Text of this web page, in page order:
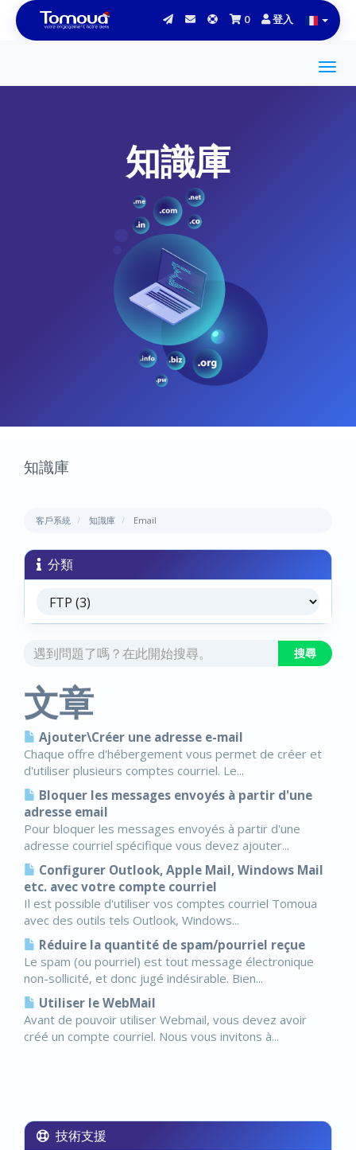
登入
0
知識庫
知識庫
客戶系統 知識庫 Email
分類
文章
Ajouter\Créer une adresse e-mail
Chaque offre d'hébergement vous permet de créer et
d'utiliser plusieurs comptes courriel. Le...
Bloquer les messages envoyés à partir d'une
adresse email
Pour bloquer les messages envoyés à partir d'une
adresse courriel spécifique vous devez ajouter...
Configurer Outlook, Apple Mail, Windows Mail
etc. avec votre compte courriel
Il est possible d'utiliser vos comptes courriel Tomoua
avec des outils tels Outlook, Windows...
Réduire la quantité de spam/pourriel reçue
Le spam (ou pourriel) est tout message électronique
non-sollicité, et donc jugé indésirable. Bien...
Utiliser le WebMail
Avant de pouvoir utiliser Webmail, vous devez avoir
créé un compte courriel. Nous vous invitons à...
技術支援